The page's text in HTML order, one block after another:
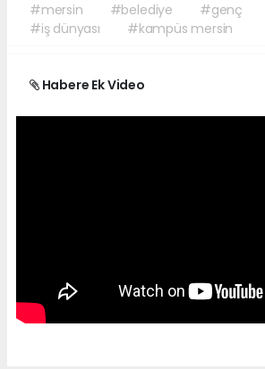
#mersin #belediye #genç
#iş dünyası
#kampüs mersin
Habere Ek Video